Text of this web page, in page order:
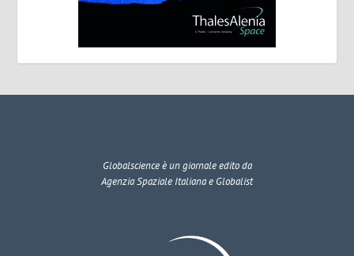
Globalscienceè un giornale edito da
Agenzia Spaziale Italiana e Globalist